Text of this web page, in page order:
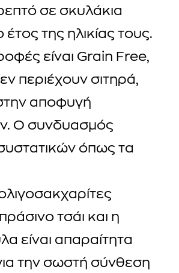
σε σκυλάκια
έτος της ηλικίας τους.
είναι Grain Free,
περιέχουν σιτηρά,
αποφυγή
Ο συνδυασμός
όπως τα
τσάι και η
είναι απαραίτητα
την σωστή σύνθεση